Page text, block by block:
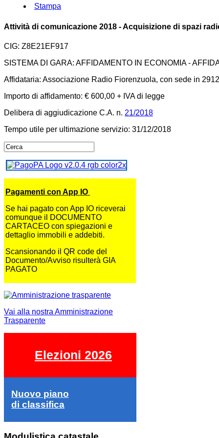
Stampa
Attività di comunicazione 2018 - Acquisizione di spazi
CIG: Z8E21EF917
SISTEMA DI GARA: AFFIDAMENTO IN ECONOMIA -
Affidataria: Associazione Radio Fiorenzuola, con sede in
Importo di affidamento: € 600,00 + IVA di legge
Delibera di aggiudicazione C.A. n. 21/2018
Tempo utile per ultimazione servizio: 31/12/2018
Pagamenti con App IO
Se hai pagato con App IO riceverai
comunque il DOCUMENTO
CARTACEO con spiegazioni e
dettaglio immobili e addebiti.
Scansionando il QR code del
Documento/Avviso risulterà GIA
PAGATO
Vai alla nostra Amministrazione
Trasparente
Elezioni 2026
Nuovo piano
di classifica